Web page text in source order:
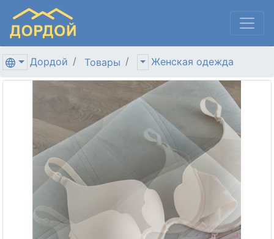
Дордой Товары Женская одежда